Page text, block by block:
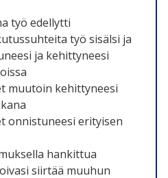
työ edellytti
työ sisälsi ja
ja kehittyneesi
muutoin kehittyneesi
onnistuneesi erityisen
hankittua
siirtää muuhun